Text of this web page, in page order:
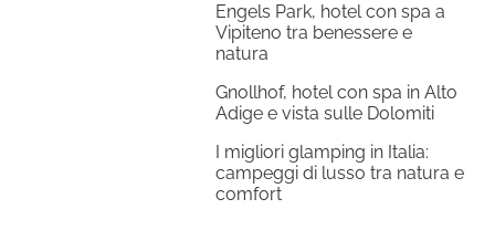
Engels Park, hotel con spa a
Vipiteno tra benessere e
natura
Gnollhof, hotel con spa in Alto
Adige e vista sulle Dolomiti
I migliori glamping in Italia:
campeggi di lusso tra natura e
comfort